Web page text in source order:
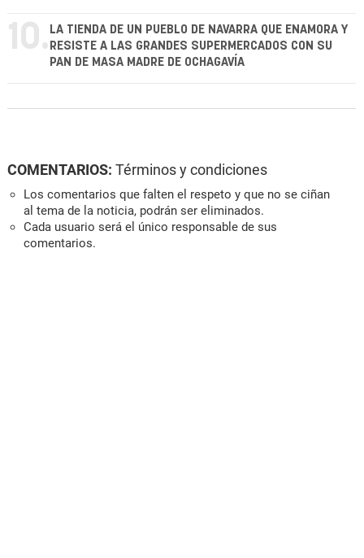
10. LA TIENDA DE UN PUEBLO DE NAVARRA QUE ENAMORA Y
RESISTE A LAS GRANDES SUPERMERCADOS CON SU
PAN DE MASA MADRE DE OCHAGAVÍA
COMENTARIOS: Términos y condiciones
Los comentarios que falten el respeto y que no se ciñan
al tema de la noticia, podrán ser eliminados.
Cada usuario será el único responsable de sus
comentarios.